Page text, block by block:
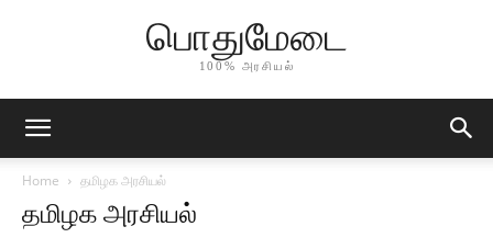
பொதுமேடை
100% அரசியல்
Home தமிழக அரசியல்
தமிழக அரசியல்